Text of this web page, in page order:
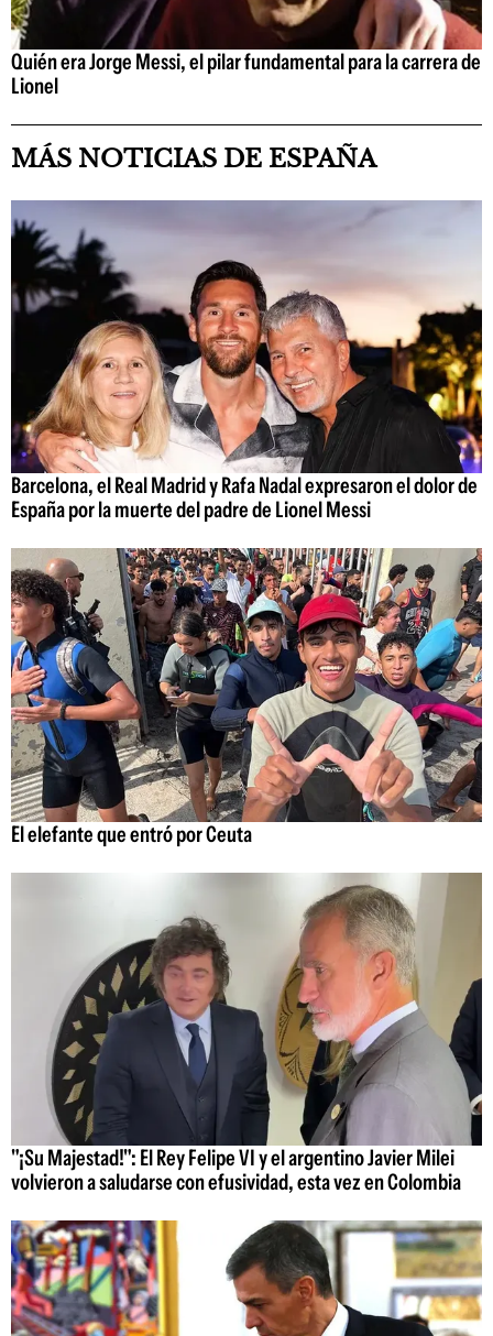
Quién era Jorge Messi, el pilar fundamental para la carrera de
Lionel
MÁS NOTICIAS DE ESPAÑA
Barcelona, el Real Madrid y Rafa Nadal expresaron el dolor de
España por la muerte del padre de Lionel Messi
El elefante que entró por Ceuta
"¡Su Majestad!": El Rey Felipe VI y el argentino Javier Milei
volvieron a saludarse con efusividad, esta vez en Colombia